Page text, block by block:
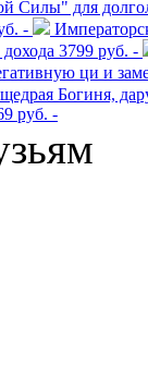
для
-
3799 руб. -
ци и
Богиня,
руб. -